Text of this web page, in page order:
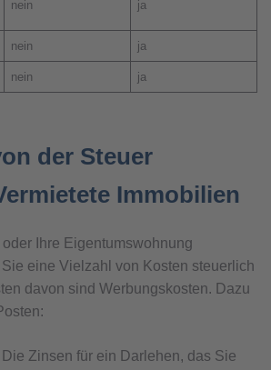
nein ja
nein ja
nein ja
der Steuer
Immobilien
Ihre Eigentumswohnung
eine Vielzahl von Kosten steuerlich
davon sind Werbungskosten. Dazu
Die Zinsen für ein Darlehen, das Sie